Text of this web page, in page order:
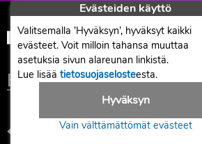
Evästeiden käyttö
Valitsemalla ’Hyväksyn’, hyväksyt kaikki
evästeet. Voit milloin tahansa muuttaa
asetuksia sivun alareunan linkistä.
Lue lisää tietosuojaselosteesta.
Hyväksyn
Vain välttämättömät evästeet